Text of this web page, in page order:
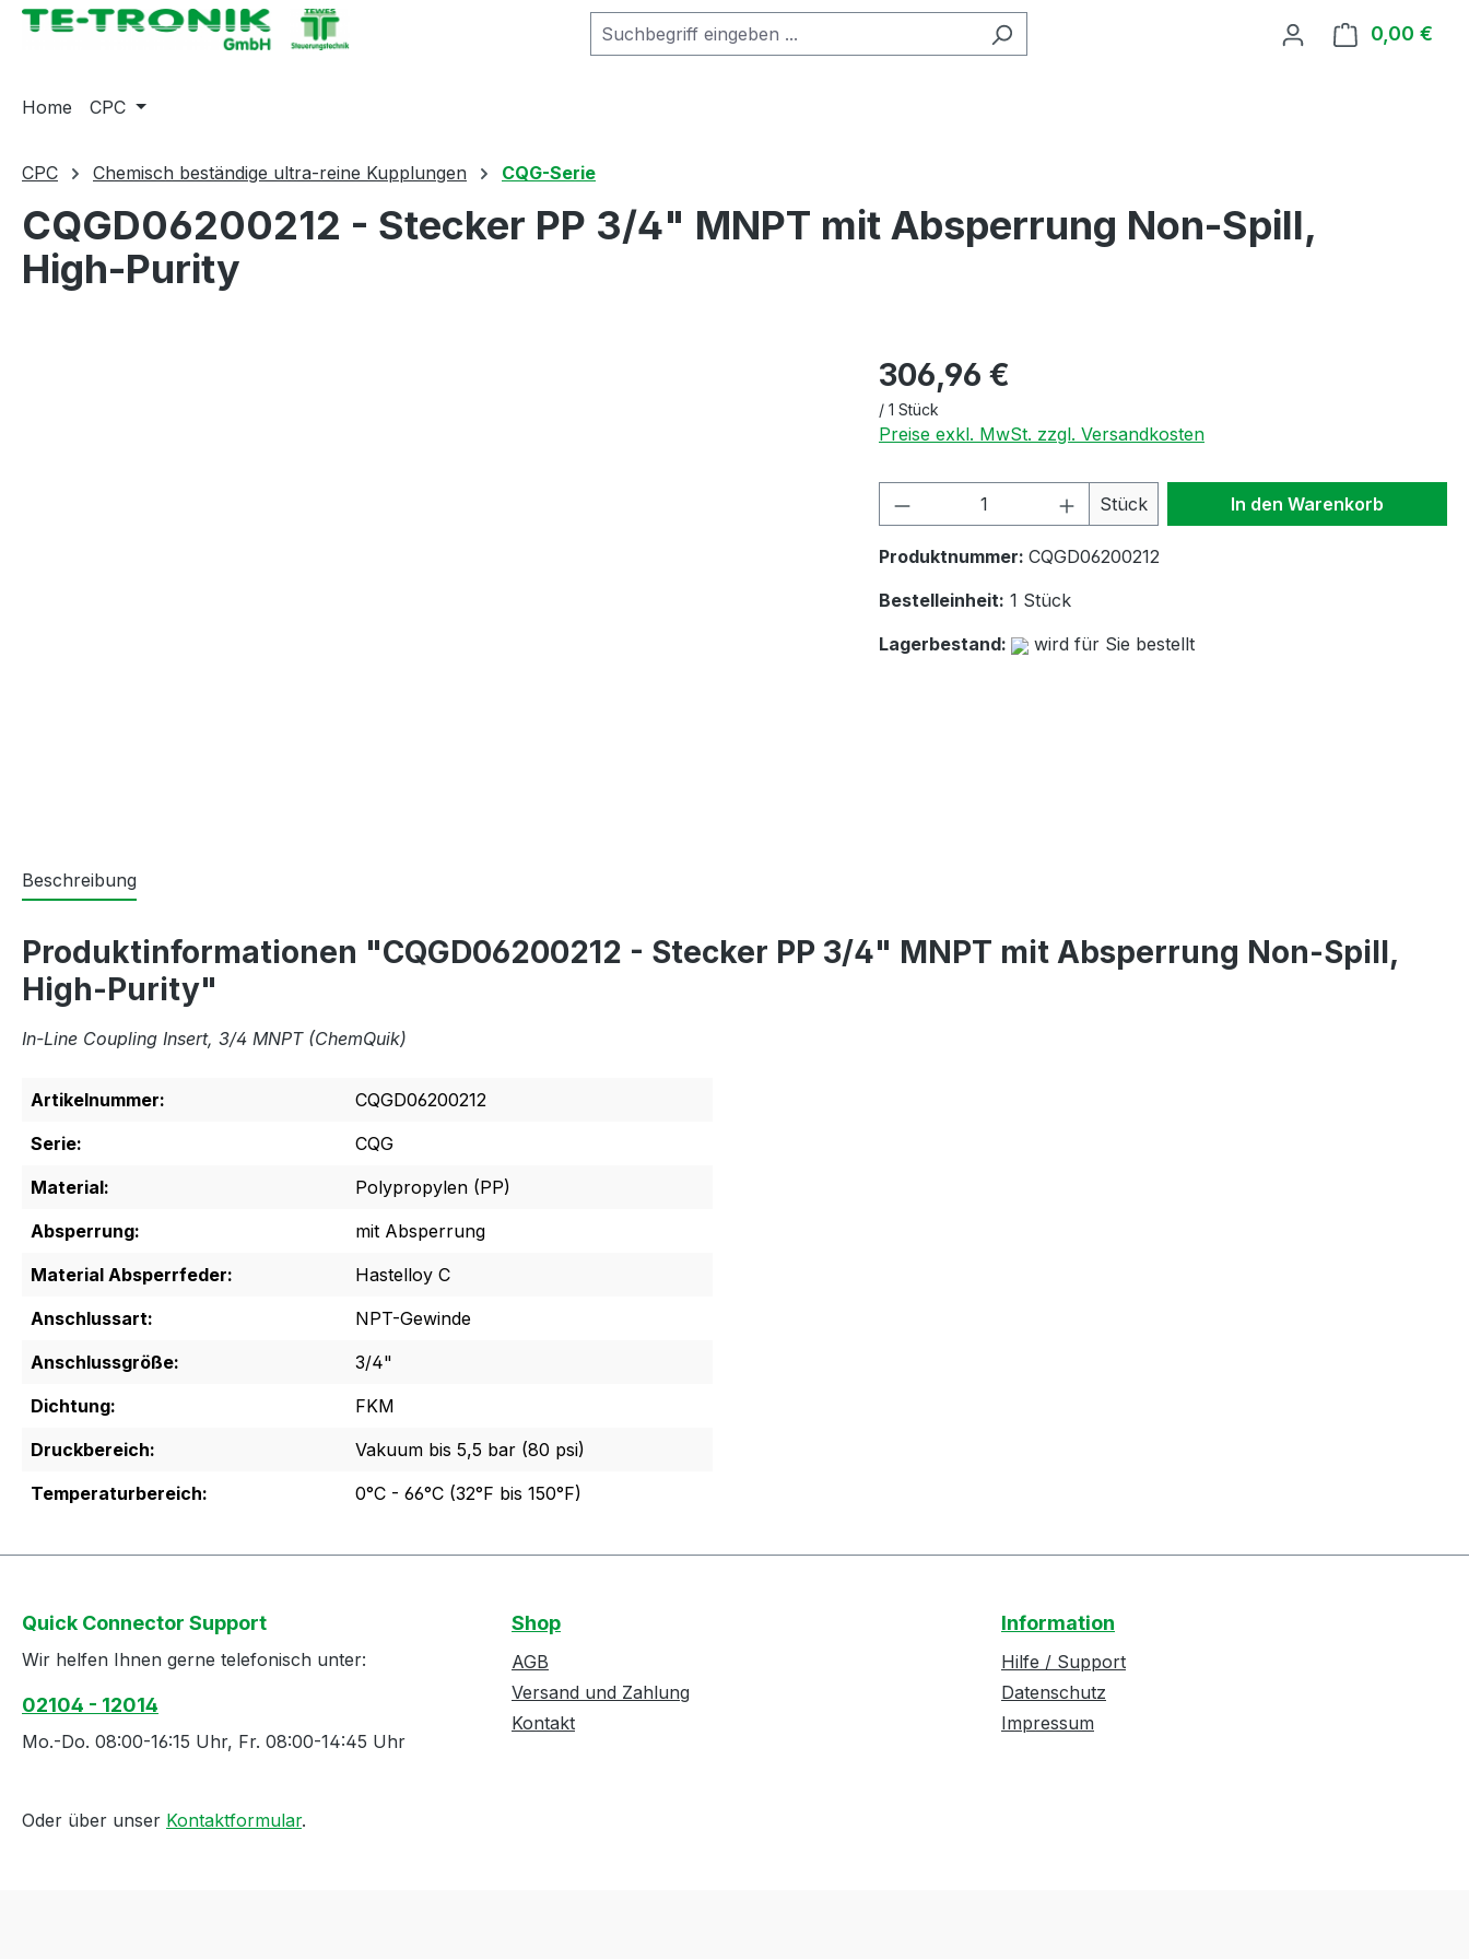
Zur Hauptnavigation springen 0,00 €
Home CPC
CPC Chemisch beständige ultra-reine Kupplungen CQG-Serie
CQGD06200212 - Stecker PP 3/4" MNPT mit Absperrung Non-Spill,
High-Purity
306,96 €
/ 1 Stück
Preise exkl. MwSt. zzgl. Versandkosten
Produkt Anzahl: Gib den gewünschten Wert
Stück In den Warenkorb
Produktnummer: CQGD06200212
Bestelleinheit: 1 Stück
Lagerbestand:
wird für Sie bestellt
Beschreibung
Produktinformationen "CQGD06200212 - Stecker PP 3/4" MNPT mit Absperrung Non-Spill,
High-Purity"
In-Line Coupling Insert, 3/4 MNPT (ChemQuik)
Artikelnummer:
CQGD06200212
Serie:
CQG
Material:
Polypropylen (PP)
Absperrung:
mit Absperrung
Material Absperrfeder:
Hastelloy C
Anschlussart:
NPT-Gewinde
Anschlussgröße:
3/4"
Dichtung:
FKM
Druckbereich:
Vakuum bis 5,5 bar (80 psi)
Temperaturbereich:
0°C - 66°C (32°F bis 150°F)
Quick Connector Support
Wir helfen Ihnen gerne telefonisch unter:
02104 - 12014
Mo.-Do. 08:00-16:15 Uhr, Fr. 08:00-14:45 Uhr
Oder über unser Kontaktformular.
Shop
AGB
Versand und Zahlung
Kontakt
Information
Hilfe / Support
Datenschutz
Impressum